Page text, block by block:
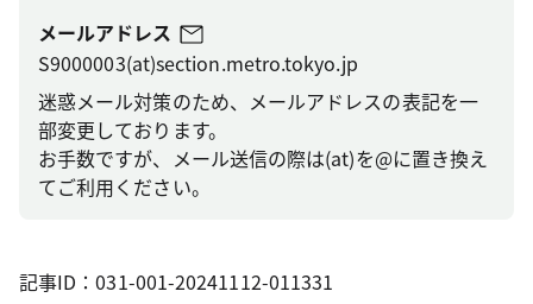
メールアドレス
S9000003(at)section.metro.tokyo.jp
迷惑メール対策のため、メールアドレスの表記を一
部変更しております。
お手数ですが、メール送信の際は(at)を@に置き換え
てご利用ください。
記事ID：031-001-20241112-011331